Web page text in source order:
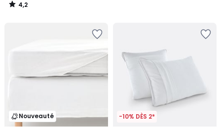
4,2
/
Nouveauté -10% DÈS 2*